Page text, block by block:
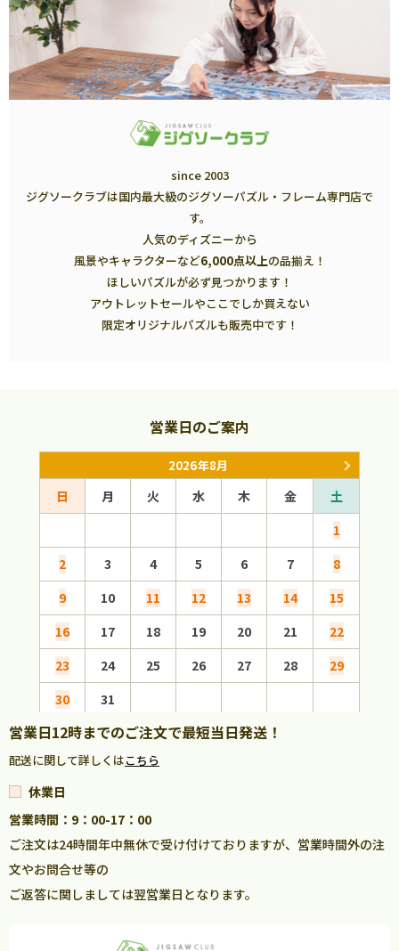
since 2003
ジグソークラブは国内最大級のジグソーパズル・フレーム専門店で
す。
人気のディズニーから
風景やキャラクターなど6,000点以上の品揃え！
ほしいパズルが必ず見つかります！
アウトレットセールやここでしか買えない
限定オリジナルパズルも販売中です！
営業日のご案内
2026年8月
日 月 火 水 木 金
土
1
2
3 4 5 6 7
8
9
10 11 12 13 14
15
16
17 18 19 20 21
22
23
24 25 26 27 28
29
30
31
営業日12時までのご注文で最短当日発送！
配送に関して詳しくはこちら
休業日
営業時間：9：00-17：00
ご注文は24時間年中無休で受け付けておりますが、営業時間外の注
文やお問合せ等の
ご返答に関しましては翌営業日となります。